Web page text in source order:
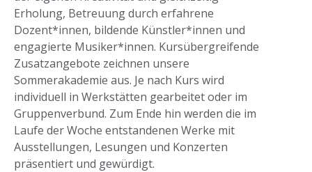
Erholung, Betreuung durch erfahrene
Dozent*innen, bildende Künstler*innen und
engagierte Musiker*innen. Kursübergreifende
Zusatzangebote zeichnen unsere
Sommerakademie aus. Je nach Kurs wird
individuell in Werkstätten gearbeitet oder im
Gruppenverbund. Zum Ende hin werden die im
Laufe der Woche entstandenen Werke mit
Ausstellungen, Lesungen und Konzerten
präsentiert und gewürdigt.